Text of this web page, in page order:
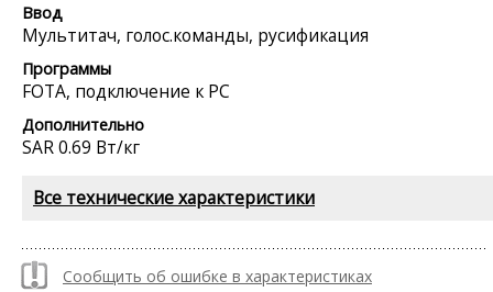
Ввод
Мультитач, голос.команды, русификация
Программы
FOTA, подключение к PC
Дополнительно
SAR 0.69 Вт/кг
Все технические характеристики
Сообщить об ошибке в характеристиках